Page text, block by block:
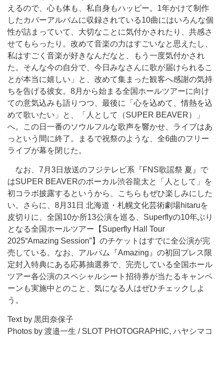
えるので、心も体も、私自身もハッピー。1年かけて制作
したカバーアルバムに収録されている10曲にはいろんな個
性が詰まっていて、大切なことに気付かされたり、共感さ
せてもらったり。改めて音楽の力はすごいなと思えたし、
私はすごく音楽が好きなんだなと、もう一度気付かされ
た。そんな今の自分で、今日みなさんに歌が届けられるこ
とが本当に嬉しい」と、改めて集まった観客へ感謝の気持
ちを告げる彼女。8月から始まる全国ホールツアーに向け
ての意気込みも語りつつ、最後に「心を込めて、情熱を込
めて歌いたい」と、「人として（SUPER BEAVER）」
へ。この日一番のソウルフルな歌声を響かせ、ライブはあ
っという間に終了。まるで祝祭のような、全6曲のフリー
ライブが幕を閉じた。
なお、7月3日放送のフジテレビ系『FNS歌謡祭 夏』で
はSUPER BEAVERのボーカル渋谷龍太と「人として」を
初コラボ披露するというから、こちらもぜひ楽しみにした
い。さらに、8月31日 北海道・札幌文化芸術劇場hitaruを
皮切りに、全国10か所13公演を巡る、Superflyの10年ぶり
となる全国ホールツアー【Superfly Hall Tour
2025“Amazing Session”】のチケットはすでに全公演が完
売している。なお、アルバム『Amazing』の初回プレス限
定封入特典にある応募抽選券で、完売している全国ホール
ツアー各公演のスペシャルシート招待券が当たるキャンペ
ーンも実施中とのこと、気になる人はぜひチェックしよ
う。
Text by 黒田奈保子
Photos by 渡邉一生 / SLOT PHOTOGRAPHIC, ハヤシマコ